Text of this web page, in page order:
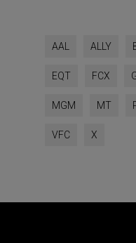
AAL ALLY
EQT FCX
MGM MT
VFC X